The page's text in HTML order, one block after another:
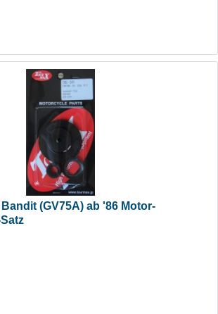
(GV75A) ab '86 Motor-